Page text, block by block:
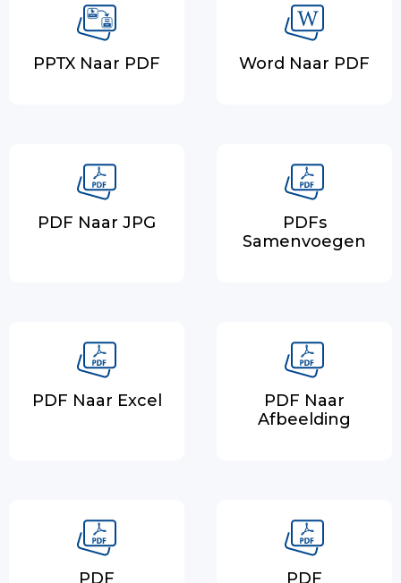
PPTX Naar PDF Word Naar PDF
PDF Naar JPG
PDFs
Samenvoegen
PDF Naar Excel
PDF Naar
Afbeelding
PDF
PDF